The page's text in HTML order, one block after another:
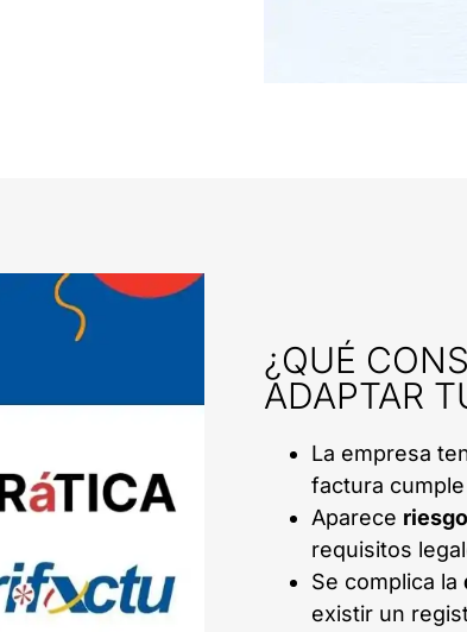
¿QUÉ
ADAPTAR
La empresa
factura
Aparece
requisitos
Se complica la
existir un